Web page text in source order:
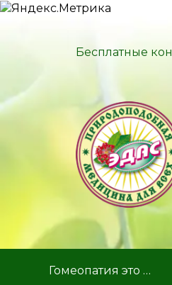
Бесплатные
Гомеопатия это …